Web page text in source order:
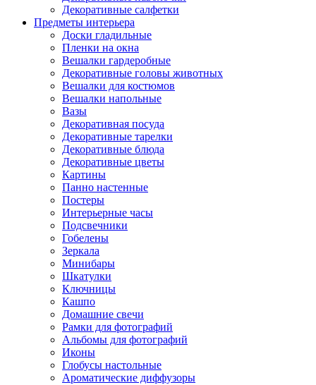
Декоративные салфетки
Предметы интерьера
Доски гладильные
Пленки на окна
Вешалки гардеробные
Декоративные головы животных
Вешалки для костюмов
Вешалки напольные
Вазы
Декоративная посуда
Декоративные тарелки
Декоративные блюда
Декоративные цветы
Картины
Панно настенные
Постеры
Интерьерные часы
Подсвечники
Гобелены
Зеркала
Минибары
Шкатулки
Ключницы
Кашпо
Домашние свечи
Рамки для фотографий
Альбомы для фотографий
Иконы
Глобусы настольные
Ароматические диффузоры